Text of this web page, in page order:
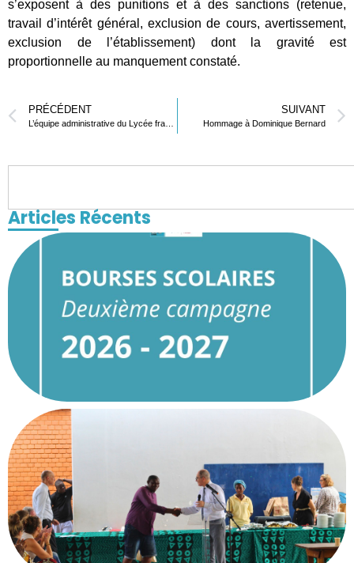
s’exposent à des punitions et à des sanctions (retenue,
travail d’intérêt général, exclusion de cours, avertissement,
exclusion de l’établissement) dont la gravité est
proportionnelle au manquement constaté.
PRÉCÉDENT SUIVANT
Hommage à Dominique Bernard
Articles Récents